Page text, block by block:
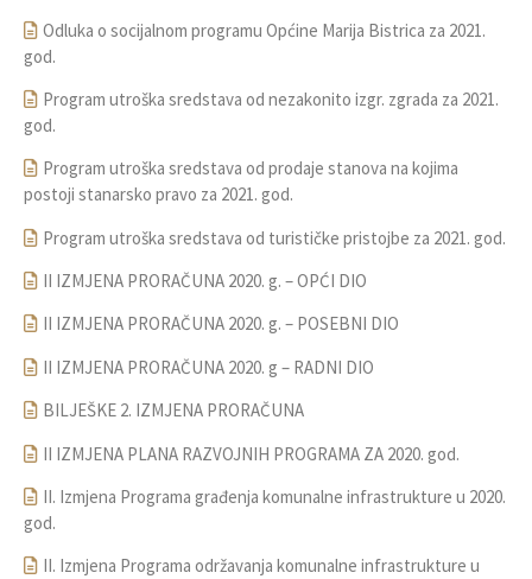
Odluka o socijalnom programu Općine Marija Bistrica za 2021.
god.
Program utroška sredstava od nezakonito izgr. zgrada za 2021.
god.
Program utroška sredstava od prodaje stanova na kojima
postoji stanarsko pravo za 2021. god.
Program utroška sredstava od turističke pristojbe za 2021. god.
II IZMJENA PRORAČUNA 2020. g. – OPĆI DIO
II IZMJENA PRORAČUNA 2020. g. – POSEBNI DIO
II IZMJENA PRORAČUNA 2020. g – RADNI DIO
BILJEŠKE 2. IZMJENA PRORAČUNA
II IZMJENA PLANA RAZVOJNIH PROGRAMA ZA 2020. god.
II. Izmjena Programa građenja komunalne infrastrukture u 2020.
god.
II. Izmjena Programa održavanja komunalne infrastrukture u